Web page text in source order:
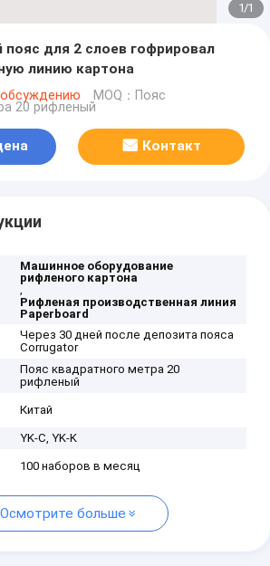
1/1
для 2 слоев гофрировал
линию картона
MOQ：Пояс
20 рифленый
Контакт
Машинное оборудование
рифленого картона
,
Рифленая производственная линия
Paperboard
Через 30 дней после депозита пояса
Corrugator
Пояс квадратного метра 20
рифленый
Китай
YK-C, YK-K
100 наборов в месяц
Осмотрите больше